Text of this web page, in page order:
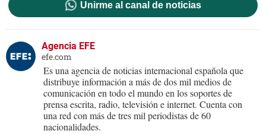
Unirme al canal de noticias
Agencia EFE
efe.com
Es una agencia de noticias internacional española que
distribuye información a más de dos mil medios de
comunicación en todo el mundo en los soportes de
prensa escrita, radio, televisión e internet. Cuenta con
una red con más de tres mil periodistas de 60
nacionalidades.